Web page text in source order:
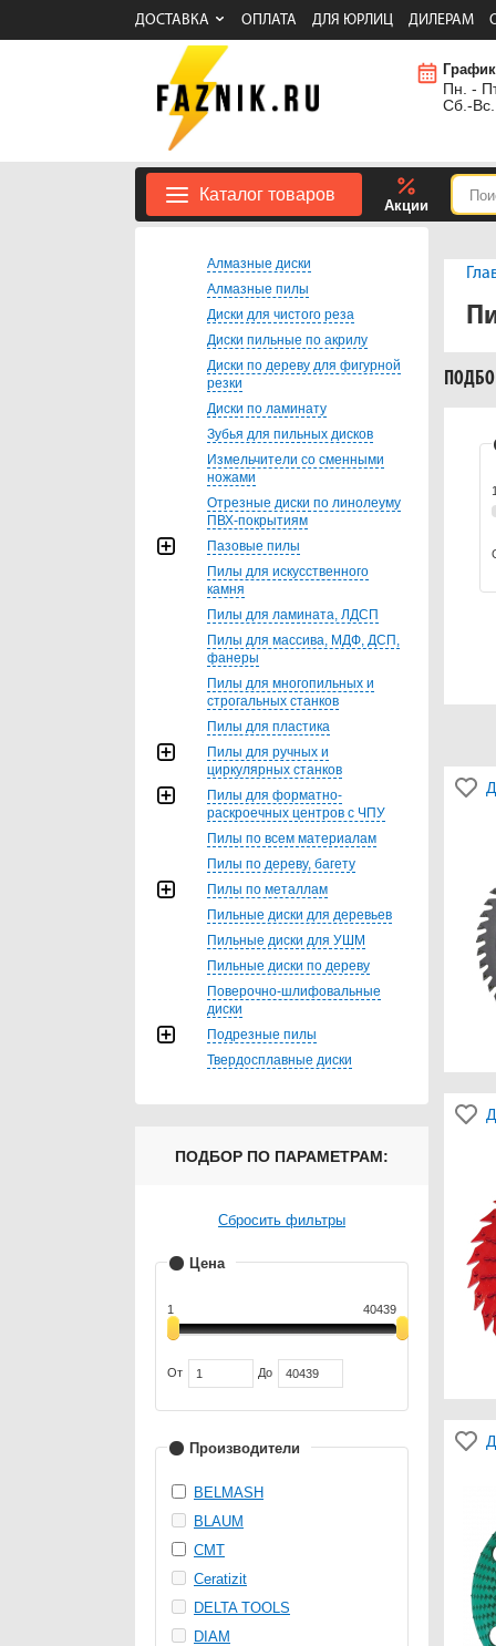
ДОСТАВКА ОПЛАТА ДЛЯ ЮРЛИЦ ДИЛЕРАМ
Пн. -
Сб.-
Каталог товаров
Акции
Алмазные диски
Алмазные пилы
Диски для чистого реза
Диски пильные по акрилу
Диски по дереву для фигурной
резки
Диски по ламинату
Зубья для пильных дисков
Измельчители со сменными
ножами
Отрезные диски по линолеуму
ПВХ-покрытиям
Пазовые пилы
Пилы для искусственного
камня
Пилы для ламината, ЛДСП
Пилы для массива, МДФ, ДСП,
фанеры
Пилы для многопильных и
строгальных станков
Пилы для пластика
Пилы для ручных и
циркулярных станков
Пилы для форматно-
раскроечных центров с ЧПУ
Пилы по всем материалам
Пилы по дереву, багету
Пилы по металлам
Пильные диски для деревьев
Пильные диски для УШМ
Пильные диски по дереву
Поверочно-шлифовальные
диски
Подрезные пилы
Твердосплавные диски
ПОДБОР ПО ПАРАМЕТРАМ:
Сбросить фильтры
Цена
1 40439
От До
Производители
BELMASH
BLAUM
CMT
Ceratizit
DELTA TOOLS
DIAM